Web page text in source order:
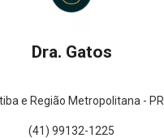
Dra. Gatos
e Região Metropolitana - PR
(41) 99132-1225